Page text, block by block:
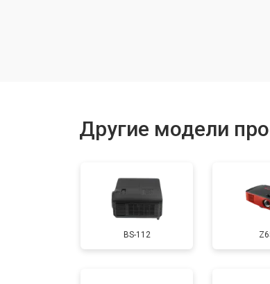
Ремонт блока питания
Замена блока розжига
Другие модели
BS-112